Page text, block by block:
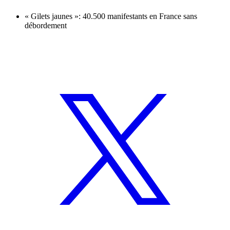
« Gilets jaunes »: 40.500 manifestants en France sans
débordement